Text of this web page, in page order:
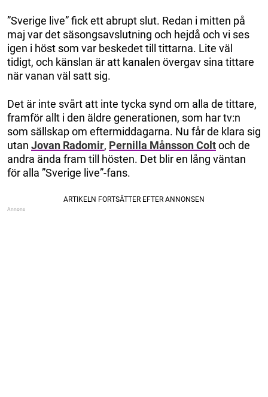
”Sverige live” fick ett abrupt slut. Redan i mitten på
maj var det säsongsavslutning och hejdå och vi ses
igen i höst som var beskedet till tittarna. Lite väl
tidigt, och känslan är att kanalen övergav sina tittare
när vanan väl satt sig.
Det är inte svårt att inte tycka synd om alla de tittare,
framför allt i den äldre generationen, som har tv:n
som sällskap om eftermiddagarna. Nu får de klara sig
utan Jovan Radomir, Pernilla Månsson Coltoch de
andra ända fram till hösten. Det blir en lång väntan
för alla ”Sverige live”-fans.